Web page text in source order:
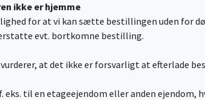
ikke er hjemme
for at vi kan sætte bestillingen uden for
evt. bortkomne bestilling.
vurderer, at det ikke er forsvarligt at efterlade
eks. til en etageejendom eller anden